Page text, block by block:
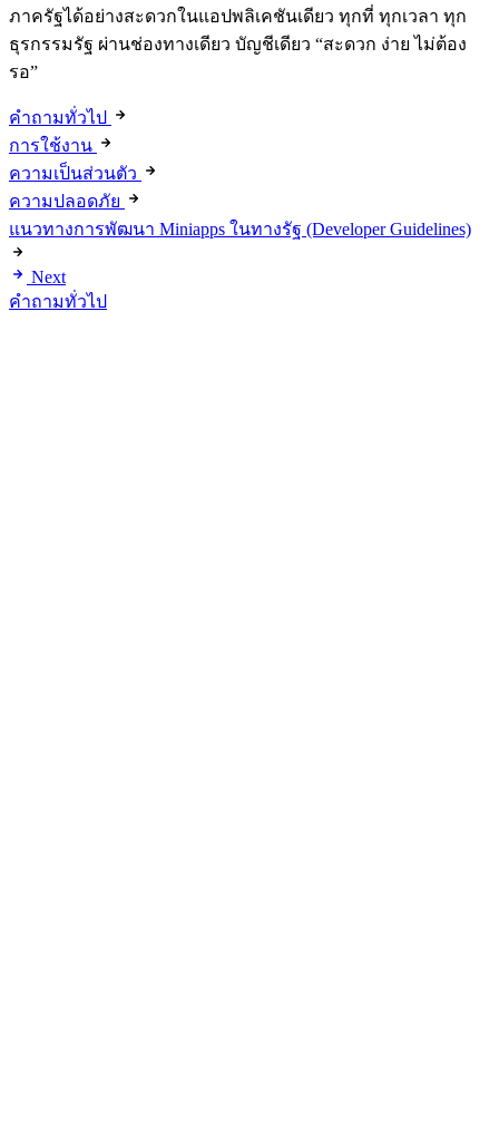
ภาครัฐได้อย่างสะดวกในแอปพลิเคชันเดียว ทุกที่ ทุกเวลา ทุก
ธุรกรรมรัฐ ผ่านช่องทางเดียว บัญชีเดียว “สะดวก ง่าย ไม่ต้อง
รอ”
คำถามทั่วไป
การใช้งาน
ความเป็นส่วนตัว
ความปลอดภัย
แนวทางการพัฒนา Miniapps ในทางรัฐ (Developer Guidelines)
Next
คำถามทั่วไป